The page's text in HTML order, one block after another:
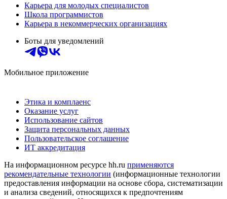
Карьера для молодых специалистов
Школа программистов
Карьера в некоммерческих организациях
Боты для уведомлений
Мобильное приложение
Этика и комплаенс
Оказание услуг
Использование сайтов
Защита персональных данных
Пользовательское соглашение
ИТ аккредитация
На информационном ресурсе hh.ru применяются
рекомендательные технологии (информационные технологии
предоставления информации на основе сбора, систематизации
и анализа сведений, относящихся к предпочтениям